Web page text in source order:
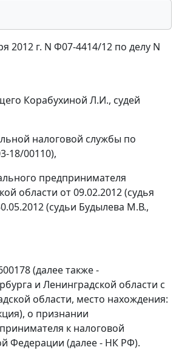
2012 г. N Ф07-4414/12 по делу N
Корабухиной Л.И., судей
налоговой службы по
18/00110),
предпринимателя
области от 09.02.2012 (судья
(судьи Будылева М.В.,
(далее также -
и Ленинградской области с
области, место нахождения:
о признании
к налоговой
Федерации (далее - НК РФ).